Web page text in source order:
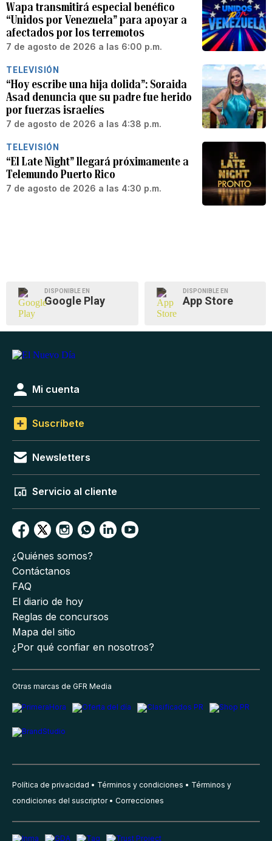
Wapa transmitirá especial benéfico
“Unidos por Venezuela” para apoyar a
afectados por los terremotos
7 de agosto de 2026 a las 6:00 p.m.
TELEVISIÓN
“Hoy escribe una hija dolida”: Soraida
Asad denuncia que su padre fue herido
por fuerzas israelíes
7 de agosto de 2026 a las 4:38 p.m.
TELEVISIÓN
“El Late Night” llegará próximamente a
Telemundo Puerto Rico
7 de agosto de 2026 a las 4:30 p.m.
DISPONIBLE EN
Google Play
DISPONIBLE EN
App Store
Mi cuenta
Suscríbete
Newsletters
Servicio al cliente
¿Quiénes somos?
Contáctanos
FAQ
El diario de hoy
Reglas de concursos
Mapa del sitio
¿Por qué confiar en nosotros?
Otras marcas de GFR Media
Política de privacidad Términos y condiciones
Términos y
condiciones del suscriptor
Correcciones